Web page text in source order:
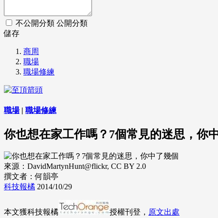
不公開分類 公開分類
儲存
商周
職場
職場修練
職場| 職場修練
你也想在家工作嗎？7個常見的迷思，你
來源：DavidMartynHunt@flickr, CC BY 2.0
撰文者：何韻亭
科技報橘 2014/10/29
本文獲科技報橘 授權刊登， 原文出處